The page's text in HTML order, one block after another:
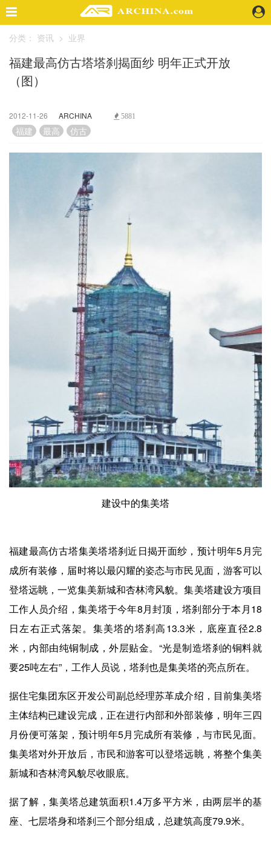
精选案例
建 筑
景 观
视 频
头条资讯
关于我们
分类： 资讯 > 业界
福建最高仿古塔塔刹揭面纱 明年正式开放
（图）
2012-11-26 ARCHINA 5881
福建 最高 仿古
建设中的集美塔
福建最高仿古塔集美塔塔刹近日揭开面纱，预计明年5月完
成所有装修，届时将以最闪耀的姿态与市民见面，游客可以
登塔远眺，一览集美新城和杏林湾风貌。集美塔建设方项目
工作人员介绍，集美塔于今年8月封顶，塔刹部分于本月18
日左右正式落架。集美塔的塔刹高13.3米，底座直径2.8
米，内部由纯铜制成，外层贴金。“光是制造塔刹的铜料就
要25吨左右”，工作人员说，塔刹也是集美塔的亮点所在。
据住宅集团东区开发公司副总经理苏革成介绍，目前集美塔
主体结构已建设完成，正在进行内部和外部装修，明年三四
月份便可落架，预计明年5月完成所有装修，与市民见面。
集美塔对外开放后，市民和游客可以登塔远眺，将整个集美
新城和杏林湾风貌尽收眼底。
据了解，集美塔总建筑面积1.4万多平方米，由两层半的基
座、七层塔身和塔刹三个部分组成，总建筑高度79.9米。